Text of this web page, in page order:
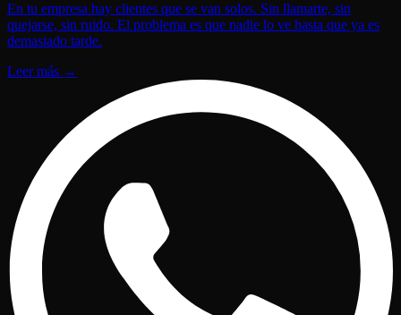
En tu empresa hay clientes que se van solos. Sin llamarte, sin
quejarse, sin ruido. El problema es que nadie lo ve hasta que ya es
demasiado tarde.
Leer más →